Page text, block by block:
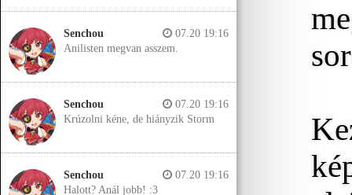
Senchou
07.20 19:16
Anilisten megvan asszem.
Senchou
07.20 19:16
Krúzolni kéne, de hiányzik Storm
Senchou
07.20 19:16
Halott? Anál jobb! :3